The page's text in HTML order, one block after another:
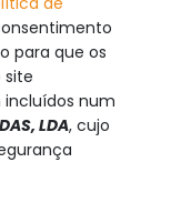
para que os
site
incluídos num
LDA, cujo